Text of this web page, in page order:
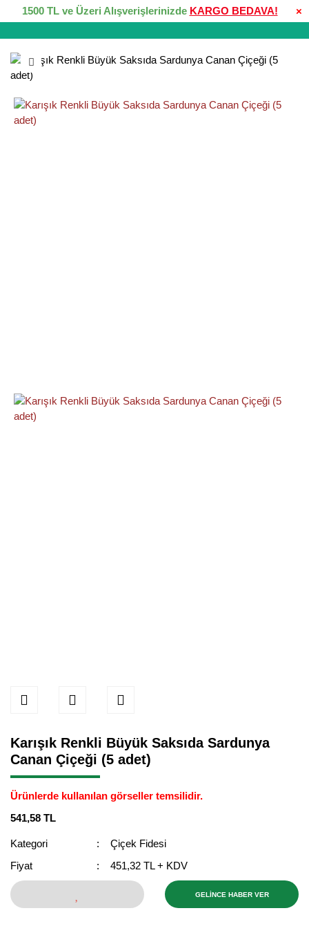
×
1500 TL ve Üzeri Alışverişlerinizde KARGO BEDAVA!
Karışık Renkli Büyük Saksıda Sardunya
Canan Çiçeği (5 adet)
Ürünlerde kullanılan görseller temsilidir.
541,58 TL
Kategori
Çiçek Fidesi
Fiyat
451,32 TL + KDV
GELİNCE HABER VER